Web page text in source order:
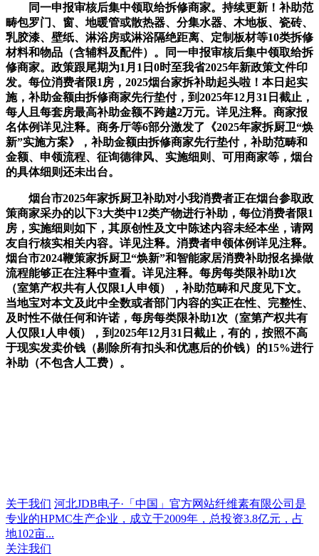
同一申报审核后集中领取给拆修商家。持续更新！补助范
畴包罗门、窗、地暖管或散热器、分集水器、木地板、瓷砖、
乳胶漆、壁纸、淋浴房或淋浴隔绝距离、定制板材等10类拆修
材料和物品（含辅料及配件）。同一申报审核后集中领取给拆
修商家。政策跟尾期为1月1日0时至我省2025年新政策文件印
发。每位消费者限1房，2025烟台家拆补助起头啦！本日起实
施，补助金额由拆修商家先行垫付，到2025年12月31日截止，
每人且每套房最高补助金额不跨越2万元。详见注释。商家报
名体例详见注释。商务厅等6部分激发了《2025年家拆厨卫“焕
新”实施方案》，补助金额由拆修商家先行垫付，补助范畴和
金额、申领流程、征询德律风、实施细则、可用商家等，烟台
的具体细则还未出台。
烟台市2025年家拆厨卫补助对小我消费者正在烟台参取政
策商家采办的以下3大类中12类产物进行补助，每位消费者限1
房，实施细则如下，其原创性及文中陈述内容未经本坐，请网
友自行核实相关内容。详见注释。消费者申领体例详见注释。
烟台市2024鞭策家拆厨卫“焕新”和智能家居消费补助报名操做
流程能够正在注释中查看。详见注释。每房每类限补助1次
（室第产权共有人仅限1人申领），补助范畴和尺度见下文。
当地宝对本文及此中全数或者部门内容的实正在性、完整性、
及时性不做任何和许诺，每房每类限补助1次（室第产权共有
人仅限1人申领），到2025年12月31日截止，有的，按照不高
于现实发卖价钱（剔除所有扣头和优惠后的价钱）的15%进行
补助（不包含人工费）。
关于我们 河北JDB电子·「中国」官方网站纤维素有限公司是
专业的HPMC生产企业，成立于2009年，总投资3.8亿元，占
地102亩...
关注我们